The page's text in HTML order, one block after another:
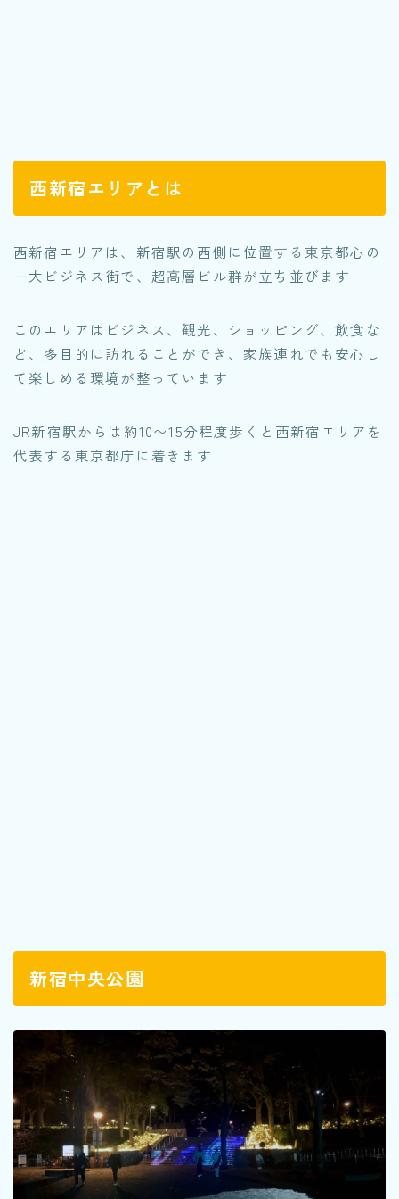
西新宿エリアとは
西新宿エリアは、新宿駅の西側に位置する東京都心の
一大ビジネス街で、超高層ビル群が立ち並びます
このエリアはビジネス、観光、ショッピング、飲食な
ど、多目的に訪れることができ、家族連れでも安心し
て楽しめる環境が整っています
JR新宿駅からは約10〜15分程度歩くと西新宿エリアを
代表する東京都庁に着きます
新宿中央公園